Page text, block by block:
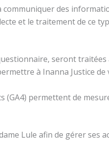
des
et le traitement de ce
seront
à Inanna Justice
(GA4) permettent de
Lule afin de gérer ses